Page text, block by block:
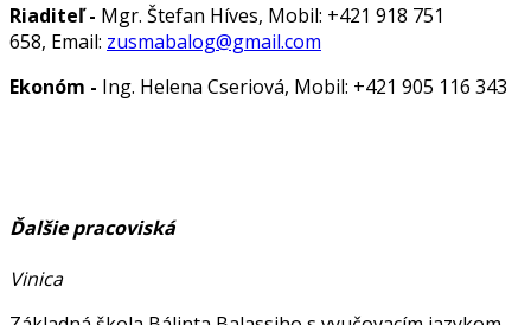
Riaditeľ - Mgr. Štefan Híves, Mobil: +421 918 751
658, Email: zusmabalog@gmail.com
Ekonóm - Ing. Helena Cseriová, Mobil: +421 905 116 343
Ďalšie pracoviská
Vinica